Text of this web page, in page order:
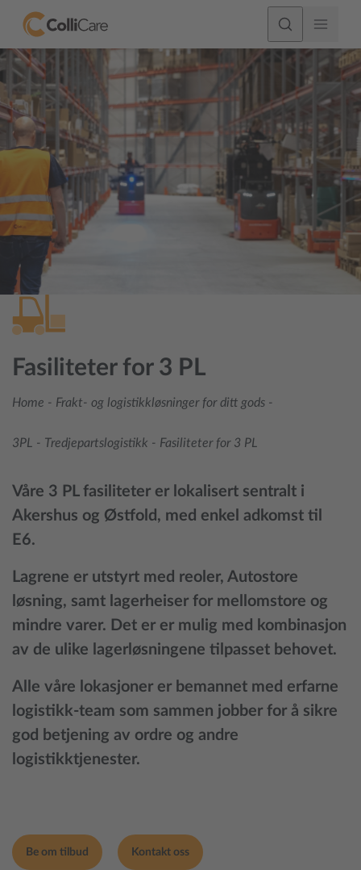
Fasiliteter for 3 PL
Home - Frakt- og logistikkløsninger for ditt gods -
3PL - Tredjepartslogistikk - Fasiliteter for 3 PL
Våre 3 PL fasiliteter er lokalisert sentralt i
Akershus og Østfold, med enkel adkomst til
E6.
Lagrene er utstyrt med reoler, Autostore
løsning, samt lagerheiser for mellomstore og
mindre varer. Det er er mulig med kombinasjon
av de ulike lagerløsningene tilpasset behovet.
Alle våre lokasjoner er bemannet med erfarne
logistikk-team som sammen jobber for å sikre
god betjening av ordre og andre
logistikktjenester.
Be om tilbud Kontakt oss